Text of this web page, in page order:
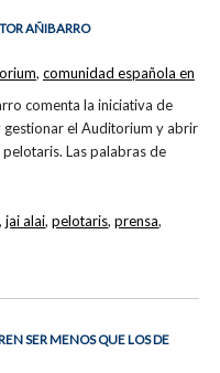
AÑIBARRO
comenta la iniciativa de
gestionar el Auditorium y abrir
Las palabras de
, comunidad española en
,jai alai,pelotaris,prensa,
SER MENOS QUE LOS DE